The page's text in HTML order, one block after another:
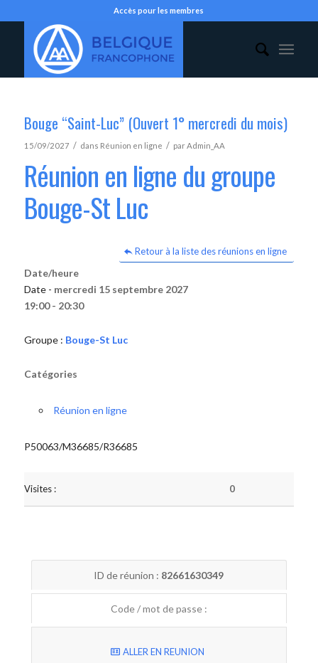
Accès pour les membres
Bouge “Saint-Luc” (Ouvert 1° mercredi du mois)
15/09/2027 / dans Réunion en ligne / parAdmin_AA
Réunion en ligne du groupe
Bouge-St Luc
Retour à la liste des réunions en ligne
Date/heure
Date - mercredi 15 septembre 2027
19:00 - 20:30
Groupe : Bouge-St Luc
Catégories
Réunion en ligne
P50063/M36685/R36685
Visites : 0
ID de réunion : 82661630349
Code / mot de passe :
ALLER EN REUNION